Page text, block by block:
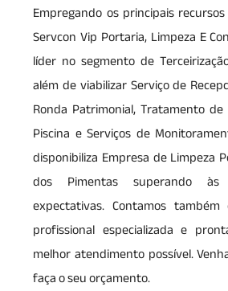
Empregando os principais
Servcon Vip Portaria, Limpeza E
líder no segmento de
além de viabilizar Serviço de
Ronda Patrimonial, Tratamento
Piscina e Serviços de
disponibiliza Empresa de Limpeza
dos Pimentas superando às
expectativas. Contamos
profissional especializada e
melhor atendimento possível.
faça o seu orçamento.